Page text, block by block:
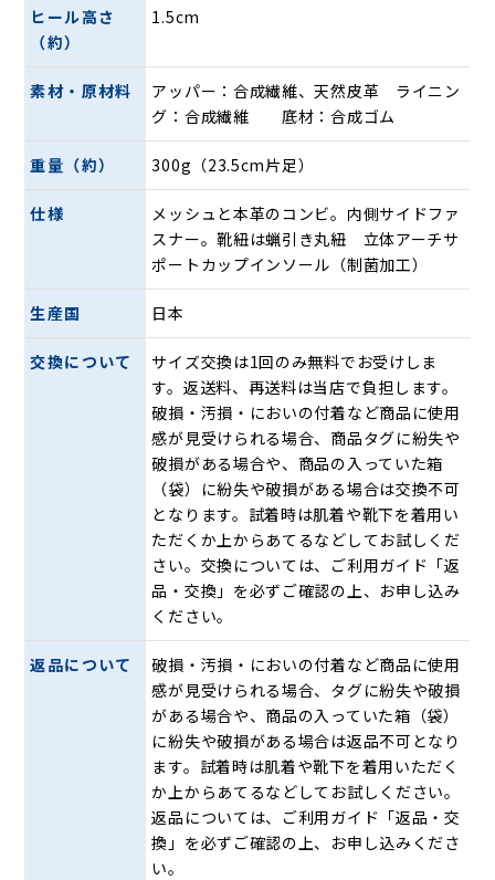
普段のファッションに合わせやすい。
歩くことが楽しくなる。大切なパートナーのようなシューズ
を お届けします。
日常の歩くシーンを楽しく過ごす
街中でのショッピングや散歩、軽いウォーキング。日常での
様々な歩くシーンを笑顔にしたい。快適に、おしゃれに履い
ていただけるコンフォートシューズです。
ユニセックスなデザイン、21.5cmから27.5cmまでのサイズ
展開で、男女問わずお使いいただけます。
ヒール高さ
（約）
1.5cm
素材・原材料
アッパー：合成繊維、天然皮革 ライニン
グ：合成繊維 底材：合成ゴム
重量（約） 300g（23.5cm片足）
仕様
メッシュと本革のコンビ。内側サイドファ
スナー。靴紐は蝋引き丸紐 立体アーチサ
ポートカップインソール（制菌加工）
生産国 日本
交換について
サイズ交換は1回のみ無料でお受けしま
す。返送料、再送料は当店で負担します。
破損・汚損・においの付着など商品に使用
感が見受けられる場合、商品タグに紛失や
破損がある場合や、商品の入っていた箱
（袋）に紛失や破損がある場合は交換不可
となります。試着時は肌着や靴下を着用い
ただくか上からあてるなどしてお試しくだ
さい。交換については、ご利用ガイド「返
品・交換」を必ずご確認の上、お申し込み
ください。
返品について
破損・汚損・においの付着など商品に使用
感が見受けられる場合、タグに紛失や破損
がある場合や、商品の入っていた箱（袋）
に紛失や破損がある場合は返品不可となり
ます。試着時は肌着や靴下を着用いただく
か上からあてるなどしてお試しください。
返品については、ご利用ガイド「返品・交
換」を必ずご確認の上、お申し込みくださ
い。